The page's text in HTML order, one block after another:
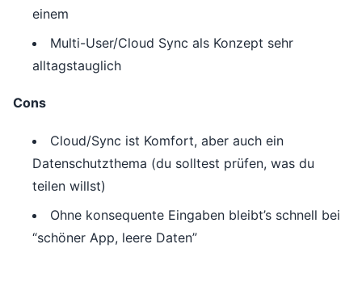
einem
Multi-User/Cloud Sync als Konzept sehr
alltagstauglich
Cons
Cloud/Sync ist Komfort, aber auch ein
Datenschutzthema (du solltest prüfen, was du
teilen willst)
Ohne konsequente Eingaben bleibt’s schnell bei
“schöner App, leere Daten”